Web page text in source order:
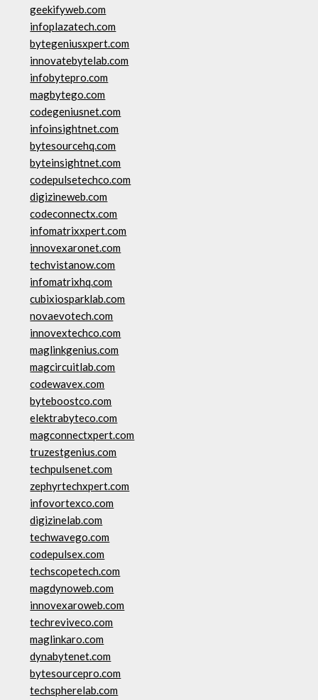
geekifyweb.com
infoplazatech.com
bytegeniusxpert.com
innovatebytelab.com
infobytepro.com
magbytego.com
codegeniusnet.com
infoinsightnet.com
bytesourcehq.com
byteinsightnet.com
codepulsetechco.com
digizineweb.com
codeconnectx.com
infomatrixxpert.com
innovexaronet.com
techvistanow.com
infomatrixhq.com
cubixiosparklab.com
novaevotech.com
innovextechco.com
maglinkgenius.com
magcircuitlab.com
codewavex.com
byteboostco.com
elektrabyteco.com
magconnectxpert.com
truzestgenius.com
techpulsenet.com
zephyrtechxpert.com
infovortexco.com
digizinelab.com
techwavego.com
codepulsex.com
techscopetech.com
magdynoweb.com
innovexaroweb.com
techreviveco.com
maglinkaro.com
dynabytenet.com
bytesourcepro.com
techspherelab.com